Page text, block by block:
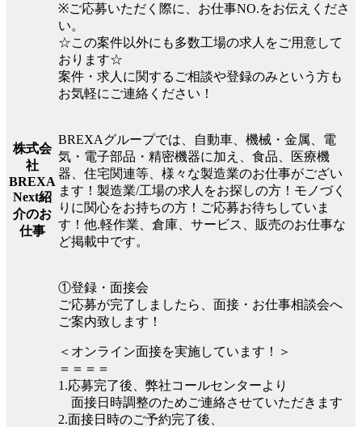
※ご応募いただく際に、お仕事NO.をお伝えくださ
い。
☆この案件以外にも多数工場の求人をご用意して
おります☆
案件・求人に関するご相談や登録のみという方も
お気軽にご連絡ください！
株式会
社
BREXA
Next紹
介のお
仕事
BREXAグループでは、自動車、機械・金属、電
気・電子部品・精密機器に加え、食品、医療機
器、住宅関連等、様々な製造業のお仕事がござい
ます！製造業/工場の求人をお探しの方！モノづく
りに関心をお持ちの方！ご応募お待ちしていま
す！他.軽作業、倉庫、サービス、販売のお仕事な
ど掲載中です。
①登録・面接会
ご応募が完了しましたら、面接・お仕事相談会へ
ご案内致します！
＜オンライン面接を実施しています！＞
＝＝＝＝
1.応募完了後、弊社コールセンターより
面接日時調整のためご連絡させていただきます
2.面接日時のご予約完了後、